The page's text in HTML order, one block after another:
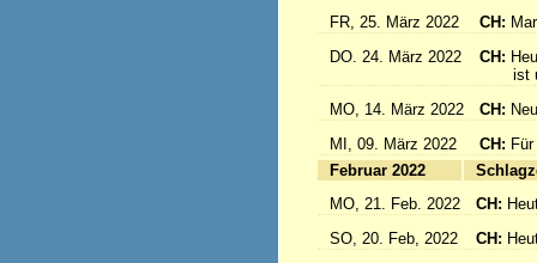
FR, 25. März 2022
CH:
DO. 24. März 2022
CH:
ist
MO, 14. März 2022
CH:
MI, 09. März 2022
CH:
Februar 2022
MO, 21. Feb. 2022
CH:
SO, 20. Feb, 2022
CH: